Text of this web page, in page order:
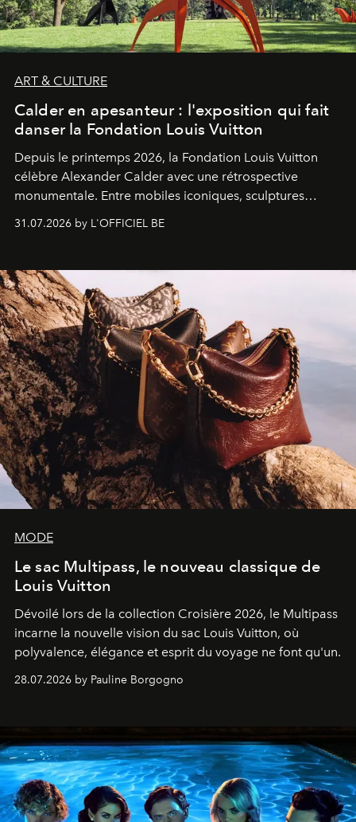
ART & CULTURE
Calder en apesanteur : l'exposition qui fait
danser la Fondation Louis Vuitton
Depuis le printemps 2026, la Fondation Louis Vuitton
célèbre Alexander Calder avec une rétrospective
monumentale. Entre mobiles iconiques, sculptures
américain investit les espaces imaginés par Frank Gehry
sculpture.
31.07.2026 by L'OFFICIEL BE
MODE
Le sac Multipass, le nouveau classique de
Louis Vuitton
Dévoilé lors de la collection Croisière 2026, le Multipass
incarne la nouvelle vision du sac Louis Vuitton, où
polyvalence, élégance et esprit du voyage ne font qu'un.
28.07.2026 by Pauline Borgogno